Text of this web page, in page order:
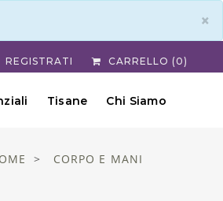
×
REGISTRATI CARRELLO (0)
Tisane Chi Siamo
CORPO E MANI